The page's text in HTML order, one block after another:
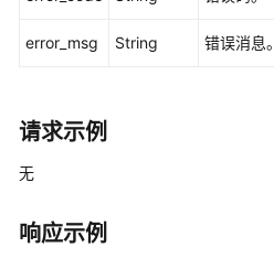
表
询
库
详
error_msg String 错误消息。
请求示例
无
响应示例